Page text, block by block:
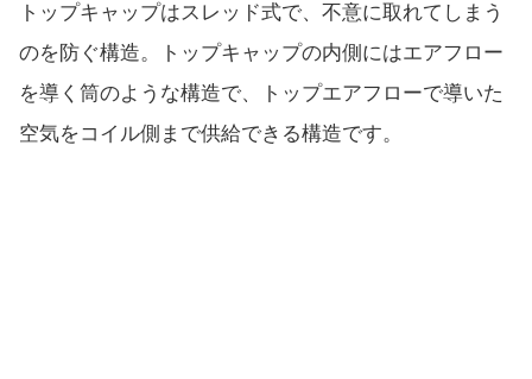
トップキャップはスレッド式で、不意に取れてしまう
のを防ぐ構造。トップキャップの内側にはエアフロー
を導く筒のような構造で、トップエアフローで導いた
空気をコイル側まで供給できる構造です。